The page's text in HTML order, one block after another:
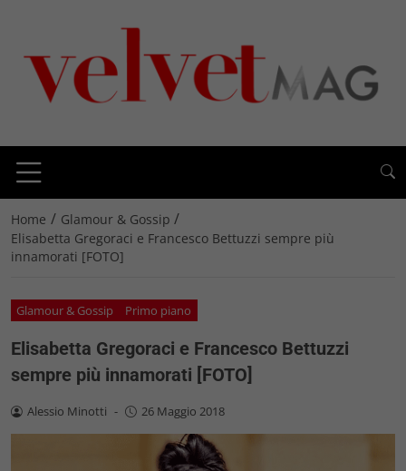
Home / Glamour & Gossip /
Elisabetta Gregoraci e Francesco Bettuzzi sempre più
innamorati [FOTO]
Glamour & Gossip Primo piano
Elisabetta Gregoraci e Francesco Bettuzzi
sempre più innamorati [FOTO]
Alessio Minotti - 26 Maggio 2018